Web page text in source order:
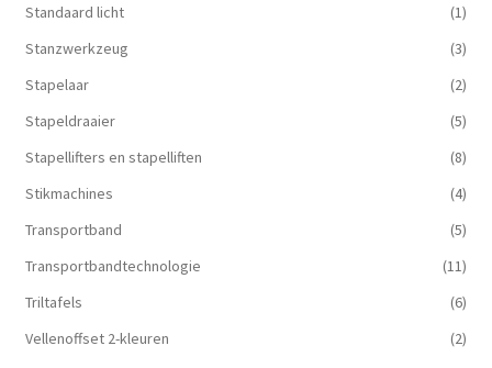
Standaard licht
(1)
Stanzwerkzeug
(3)
Stapelaar
(2)
Stapeldraaier
(5)
Stapellifters en stapelliften
(8)
Stikmachines
(4)
Transportband
(5)
Transportbandtechnologie
(11)
Triltafels
(6)
Vellenoffset 2-kleuren
(2)